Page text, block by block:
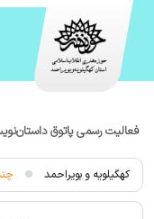
فعالیت رسمی پاتوق
شهرستان لنده
کهگیلویه و بویراحمد